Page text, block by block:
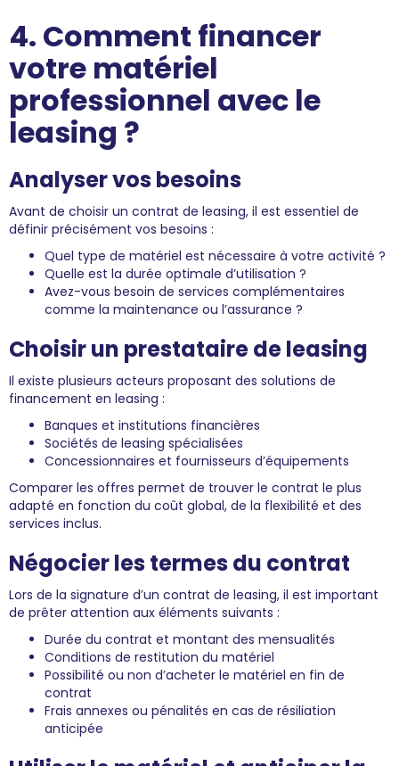
4. Comment financer
votre matériel
professionnel avec le
leasing ?
Analyser vos besoins
Avant de choisir un contrat de leasing, il est essentiel de
définir précisément vos besoins :
Quel type de matériel est nécessaire à votre activité ?
Quelle est la durée optimale d’utilisation ?
Avez-vous besoin de services complémentaires
comme la maintenance ou l’assurance ?
Choisir un prestataire de leasing
Il existe plusieurs acteurs proposant des solutions de
financement en leasing :
Banques et institutions financières
Sociétés de leasing spécialisées
Concessionnaires et fournisseurs d’équipements
Comparer les offres permet de trouver le contrat le plus
adapté en fonction du coût global, de la flexibilité et des
services inclus.
Négocier les termes du contrat
Lors de la signature d’un contrat de leasing, il est important
de prêter attention aux éléments suivants :
Durée du contrat et montant des mensualités
Conditions de restitution du matériel
Possibilité ou non d’acheter le matériel en fin de
contrat
Frais annexes ou pénalités en cas de résiliation
anticipée